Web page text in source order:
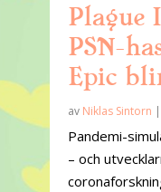
Plague
PSN-
Epic
av Niklas Sintorn |
Pandemi-
– och